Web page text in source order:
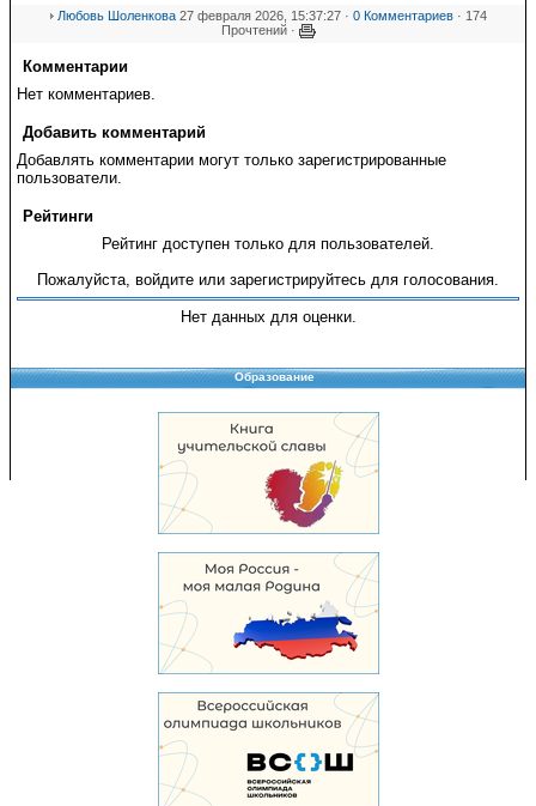
Любовь Шоленкова 27 февраля 2026, 15:37:27 · 0 Комментариев · 174
Прочтений ·
Комментарии
Нет комментариев.
Добавить комментарий
Добавлять комментарии могут только зарегистрированные
пользователи.
Рейтинги
Рейтинг доступен только для пользователей.
Пожалуйста, войдите или зарегистрируйтесь для голосования.
Нет данных для оценки.
Образование
Copyright © 2008-2026 Управление образования
Перепечатка и использование материалов возможны только с разрешения
Управления образования.
103,928,020 уникальных посетителей